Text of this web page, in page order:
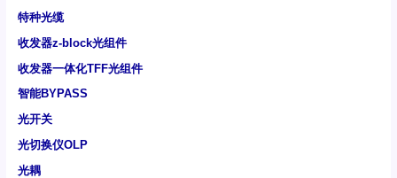
特种光缆
收发器z-block光组件
收发器一体化TFF光组件
智能BYPASS
光开关
光切换仪OLP
光耦